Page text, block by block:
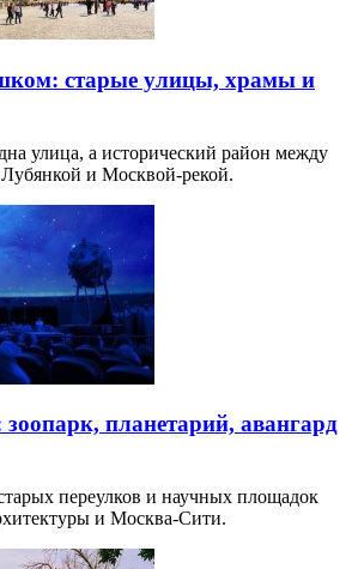
старые улицы, храмы и
улица, а исторический район между
и Москвой-рекой.
планетарий, авангард
переулков и научных площадок
и Москва-Сити.